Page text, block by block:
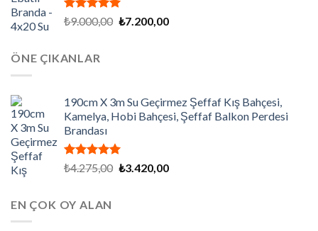
5 üzerinden
oy
₺9.000,00 Orijinal
₺7.200,00Şu
ÖNE ÇIKANLAR
190cm X 3m Su Geçirmez Şeffaf Kış Bahçesi,
Kamelya, Hobi Bahçesi, Şeffaf Balkon Perdesi
Brandası
5 üzerinden
oy
₺4.275,00 Orijinal
₺3.420,00Şu
EN ÇOK OY ALAN